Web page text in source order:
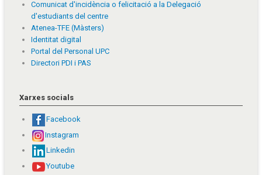
Comunicat d'incidència o felicitació a la Delegació
d'estudiants del centre
Atenea-TFE (Màsters)
Identitat digital
Portal del Personal UPC
Directori PDI i PAS
Xarxes socials
Facebook
Instagram
Linkedin
Youtube